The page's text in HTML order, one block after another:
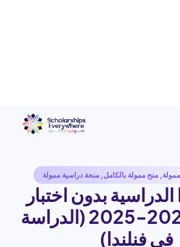
,منح ممولة بالكامل,منحة دراسية ممولة
الدراسية بدون اختبار
الآيلتس 2024-2025 (الدراسة
في فنلندا)